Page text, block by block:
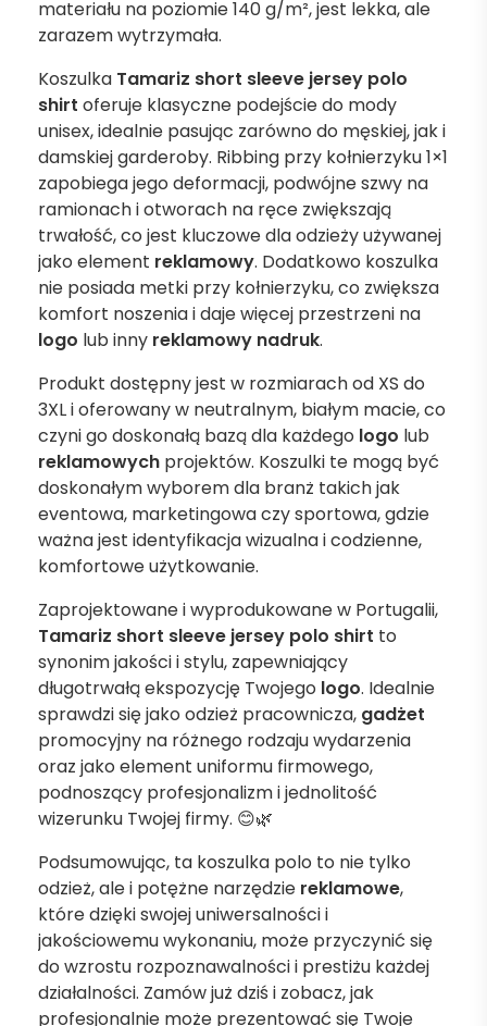
materiału na poziomie 140 g/m², jest lekka, ale
zarazem wytrzymała.
Koszulka Tamariz short sleeve jersey polo
shirt oferuje klasyczne podejście do mody
unisex, idealnie pasując zarówno do męskiej, jak i
damskiej garderoby. Ribbing przy kołnierzyku 1×1
zapobiega jego deformacji, podwójne szwy na
ramionach i otworach na ręce zwiększają
trwałość, co jest kluczowe dla odzieży używanej
jako element reklamowy. Dodatkowo koszulka
nie posiada metki przy kołnierzyku, co zwiększa
komfort noszenia i daje więcej przestrzeni na
logo lub inny reklamowy nadruk.
Produkt dostępny jest w rozmiarach od XS do
3XL i oferowany w neutralnym, białym macie, co
czyni go doskonałą bazą dla każdego logo lub
reklamowych projektów. Koszulki te mogą być
doskonałym wyborem dla branż takich jak
eventowa, marketingowa czy sportowa, gdzie
ważna jest identyfikacja wizualna i codzienne,
komfortowe użytkowanie.
Zaprojektowane i wyprodukowane w Portugalii,
Tamariz short sleeve jersey polo shirt to
synonim jakości i stylu, zapewniający
długotrwałą ekspozycję Twojego logo. Idealnie
sprawdzi się jako odzież pracownicza, gadżet
promocyjny na różnego rodzaju wydarzenia
oraz jako element uniformu firmowego,
podnoszący profesjonalizm i jednolitość
wizerunku Twojej firmy. 😊🌿
Podsumowując, ta koszulka polo to nie tylko
odzież, ale i potężne narzędzie reklamowe,
które dzięki swojej uniwersalności i
jakościowemu wykonaniu, może przyczynić się
do wzrostu rozpoznawalności i prestiżu każdej
działalności. Zamów już dziś i zobacz, jak
profesjonalnie może prezentować się Twoje